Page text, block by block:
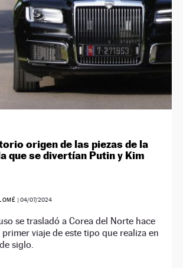
origen de las piezas de la
que se divertían Putin y Kim
| 04/07/2024
se trasladó a Corea del Norte hace
viaje de este tipo que realiza en
siglo.